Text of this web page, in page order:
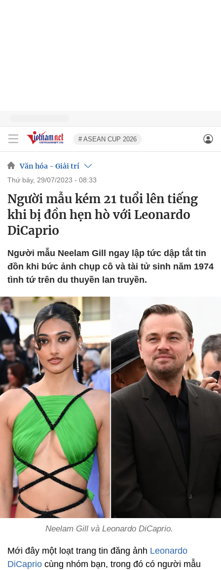
# ASEAN CUP 2026
Văn hóa - Giải trí
thứ bảy, 29/07/2023 - 08:33
Người mẫu kém 21 tuổi lên tiếng
khi bị đồn hẹn hò với Leonardo
DiCaprio
Người mẫu Neelam Gill ngay lập tức dập tắt tin
đồn khi bức ảnh chụp cô và tài tử sinh năm 1974
tình tứ trên du thuyền lan truyền.
Neelam Gill và Leonardo DiCaprio.
Mới đây một loạt trang tin đăng ảnh Leonardo
DiCaprio cùng nhóm bạn, trong đó có người mẫu